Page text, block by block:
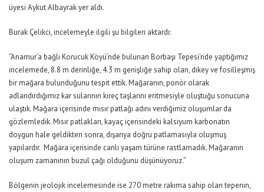
üyesi Aykut Albayrak yer aldı.
Burak Çelikci, incelemeyle ilgili şu bilgileri aktardı:
“Anamur’a bağlı Korucuk Köyü’nde bulunan Borbaşı Tepesi’nde yaptığımız
incelemede, 8.8 m derinliğe, 4.3 m genişliğe sahip olan, dikey ve fosilleşmiş
bir mağara bulunduğunu tespit ettik. Mağaranın, ponör olarak
adlandırdığımız kar sularının kireç taşlarını eritmesiyle oluştuğu sonucuna
ulaştık. Mağara içerisinde mısır patlağı adını verdiğimiz oluşumlar da
gözlemledik. Mısır patlakları, kayaç içerisindeki kalsiyum karbonatın
doygun hale geldikten sonra, dışarıya doğru patlamasıyla oluşmuş
yapılardır. Mağara içerisinde canlı yaşam türüne rastlamadık. Mağaranın
oluşum zamanının buzul çağı olduğunu düşünüyoruz.”
Bölgenin jeolojik incelemesinde ise 270 metre rakıma sahip olan tepenin,